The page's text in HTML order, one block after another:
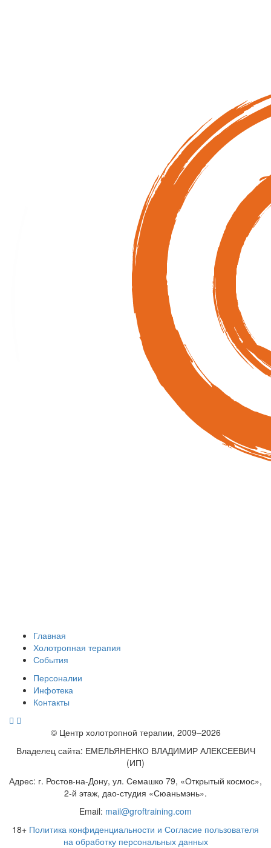
Главная
Холотропная терапия
События
Персоналии
Инфотека
Контакты
© Центр холотропной терапии, 2009–2026
Владелец сайта: ЕМЕЛЬЯНЕНКО ВЛАДИМИР АЛЕКСЕЕВИЧ
(ИП)
Адрес: г. Ростов-на-Дону, ул. Семашко 79, «Открытый космос»,
2-й этаж, дао-студия «Сюаньмэнь».
Email: mail@groftraining.com
18+ Политика конфиденциальности и Согласие пользователя
на обработку персональных данных